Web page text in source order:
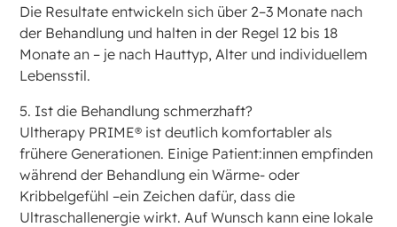
Die Resultate entwickeln sich über 2–3 Monate nach
der Behandlung und halten in der Regel 12 bis 18
Monate an – je nach Hauttyp, Alter und individuellem
Lebensstil.
5. Ist die Behandlung schmerzhaft?
Ultherapy PRIME® ist deutlich komfortabler als
frühere Generationen. Einige Patient:innen empfinden
während der Behandlung ein Wärme- oder
Kribbelgefühl –ein Zeichen dafür, dass die
Ultraschallenergie wirkt. Auf Wunsch kann eine lokale